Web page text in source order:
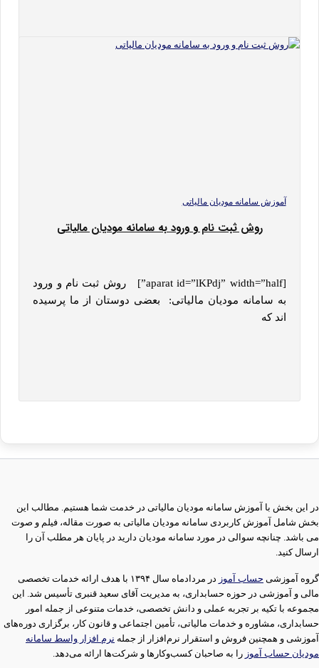
آموزش سامانه مودیان مالیاتی
روش ثبت نام و ورود به سامانه مودیان مالیاتی
[aparat id=”lKPdj” width=”half”] روش ثبت نام و ورود
به سامانه مودیان مالیاتی: بعضی دوستان از ما پرسیده
اند که
در این بخش با آموزش سامانه مودیان مالیاتی در خدمت شما هستیم. مطالب این
بخش شامل آموزش کاربردی سامانه مودیان مالیاتی به صورت مقاله، فیلم و صوت
می باشد. چنانچه سوالی در مورد سامانه مودیان دارید در پایان هر مطلب آن را
ارسال کنید.
گروه آموزشی حساب آموز
در مردادماه سال ۱۳۹۴ با هدف ارائه خدمات تخصصی
مالی و آموزشی در حوزه حسابداری، به مدیریت آقای سعید قنبری تأسیس شد. این
مجموعه با تکیه بر تجربه عملی و دانش تخصصی، خدمات متنوعی از جمله امور
حسابداری، مشاوره و خدمات مالیاتی، تأمین اجتماعی و قانون کار، برگزاری دوره‌های
آموزشی و همچنین فروش و استقرار نرم‌افزار از جمله نرم افزار واسط سامانه
مودیان حساب آموز را به صاحبان کسب‌وکارها و شرکت‌ها ارائه می‌دهد.